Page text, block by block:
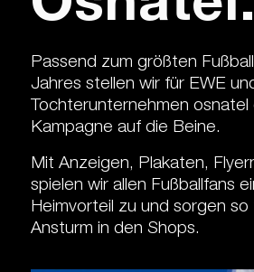
Passend zum größten
Jahres stellen wir für EWE
Tochterunternehmen
Kampagne auf die Beine.
Mit Anzeigen, Plakaten,
spielen wir allen Fußballfans
Heimvorteil zu und sorgen so
Ansturm in den Shops.